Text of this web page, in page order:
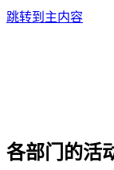
跳转到主内容
各部门的活